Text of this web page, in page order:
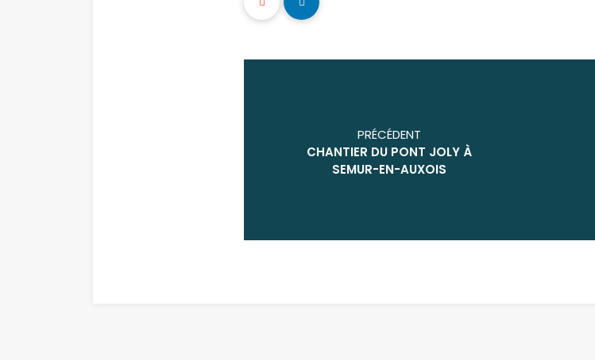
PRÉCÉDENT
CHANTIER DU PONT JOLY À
SEMUR-EN-AUXOIS